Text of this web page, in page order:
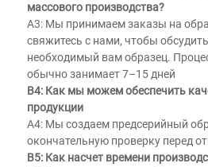
массового производства?
A3: Мы принимаем заказы на
свяжитесь с нами, чтобы
необходимый вам образец.
обычно занимает 7–15 дней
В4: Как мы можем обеспечить
продукции
A4: Мы создаем предсерийный
окончательную проверку перед
В5: Как насчет времени